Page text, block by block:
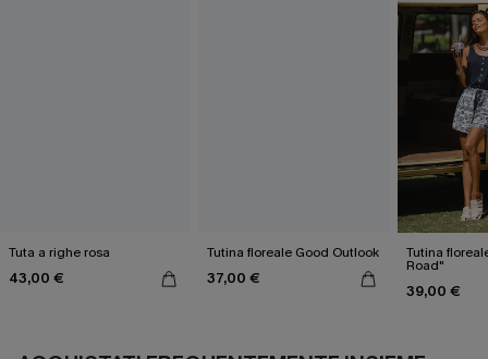
Tuta a righe rosa
43,00 €
Tutina floreale Good Outlook
37,00 €
Tutina
Road"
39,00 €